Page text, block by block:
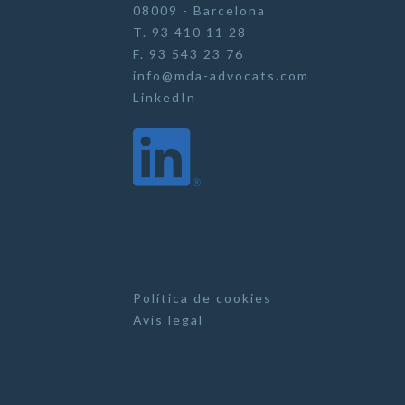
08009 - Barcelona
T. 93 410 11 28
F. 93 543 23 76
info@mda-advocats.com
LinkedIn
Política de cookies
Avís legal